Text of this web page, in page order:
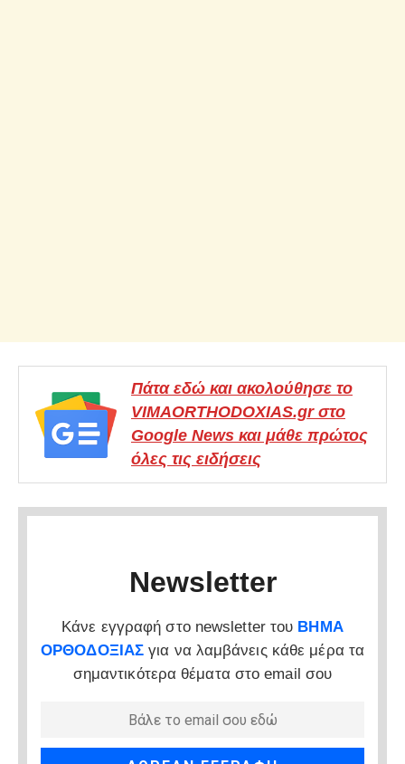
Πάτα εδώ και ακολούθησε το
VIMAORTHODOXIAS.gr στο
Google News και μάθε πρώτος
όλες τις ειδήσεις
Newsletter
Κάνε εγγραφή στο newsletter του ΒΗΜΑ
ΟΡΘΟΔΟΞΙΑΣ για να λαμβάνεις κάθε μέρα τα
σημαντικότερα θέματα στο email σου